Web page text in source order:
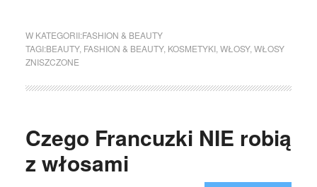
W KATEGORII:FASHION & BEAUTY
TAGI:BEAUTY, FASHION & BEAUTY, KOSMETYKI, WŁOSY, WŁOSY
ZNISZCZONE
Czego Francuzki NIE robią
z włosami